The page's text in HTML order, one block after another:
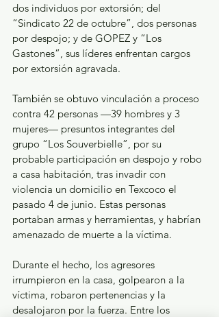
dos individuos por extorsión; del
“Sindicato 22 de octubre”, dos personas
por despojo; y de GOPEZ y “Los
Gastones”, sus líderes enfrentan cargos
por extorsión agravada.
También se obtuvo vinculación a proceso
contra 42 personas —39 hombres y 3
mujeres— presuntos integrantes del
grupo “Los Souverbielle”, por su
probable participación en despojo y robo
a casa habitación, tras invadir con
violencia un domicilio en Texcoco el
pasado 4 de junio. Estas personas
portaban armas y herramientas, y habrían
amenazado de muerte a la víctima.
Durante el hecho, los agresores
irrumpieron en la casa, golpearon a la
víctima, robaron pertenencias y la
desalojaron por la fuerza. Entre los